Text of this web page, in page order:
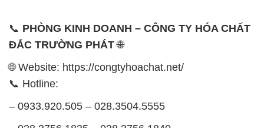
📞 PHÒNG KINH DOANH – CÔNG TY HÓA CHẤT
ĐẮC TRƯỜNG PHÁT🌐
🌐 Website: https://congtyhoachat.net/
📞 Hotline:
– 0933.920.505 – 028.3504.5555